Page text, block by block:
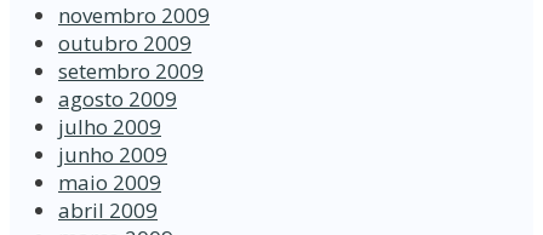
novembro 2009
outubro 2009
setembro 2009
agosto 2009
julho 2009
junho 2009
maio 2009
abril 2009